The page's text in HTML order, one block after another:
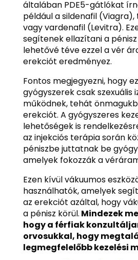
általában PDE5-gátlókat
például a sildenafil
vagy vardenafil (Levitra).
segítenek ellazítani a
lehetővé téve ezzel a vér
erekciót eredményez.
Fontos megjegyezni, hogy
gyógyszerek csak szexuális
működnek, tehát
erekciót. A gyógyszeres
lehetőségek is
az injekciós terápia során
péniszbe juttatnak be
amelyek fokozzák a
Ezen kívül vákuumos
használhatók, amelyek
az erekciót azáltal, hogy
a pénisz körül. Mindezek
hogy a férfiak
orvosukkal, hogy
legmegfelelőbb kezelési